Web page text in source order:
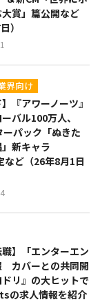
賞」篇公開など
）
界向け
『アワーノーツ』
バル100万人、
ーパック「ぬきた
新キャラ
など（26年8月1日
職】「エンターエン
カバーとの共同開
リ』の大ヒットで
の求人情報を紹介